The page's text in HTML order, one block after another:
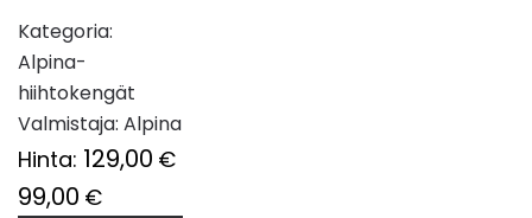
Kategoria:
Alpina-
hiihtokengät
Valmistaja: Alpina
Hinta: 129,00 €
99,00 €